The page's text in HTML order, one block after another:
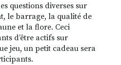
questions diverses sur
le barrage, la qualité de
et la flore. Ceci
d’être actifs sur
jeu, un petit cadeau sera